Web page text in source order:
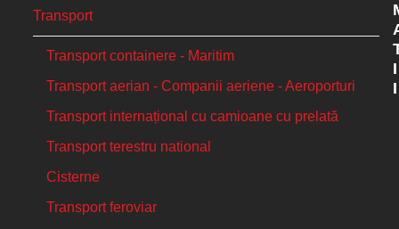
Transport
Transport containere - Maritim
Transport aerian - Companii aeriene - Aeroporturi
Transport internațional cu camioane cu prelată
Transport terestru national
Cisterne
Transport feroviar
I
I